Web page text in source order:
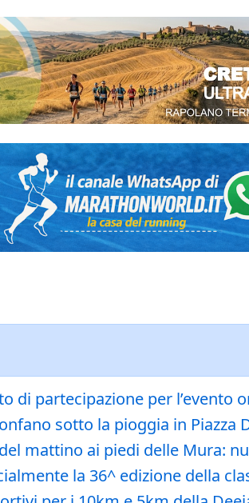
di partecipazione per l’evento
sotto la pioggia in
mattino ai piedi delle Mura:
la 36^ edizione della